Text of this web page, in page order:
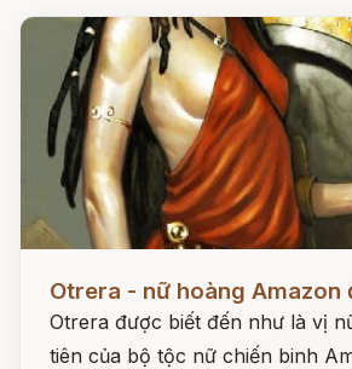
Otrera - nữ hoàng Amazon
Otrera được biết đến như là vị
tiên của bộ tộc nữ chiến binh